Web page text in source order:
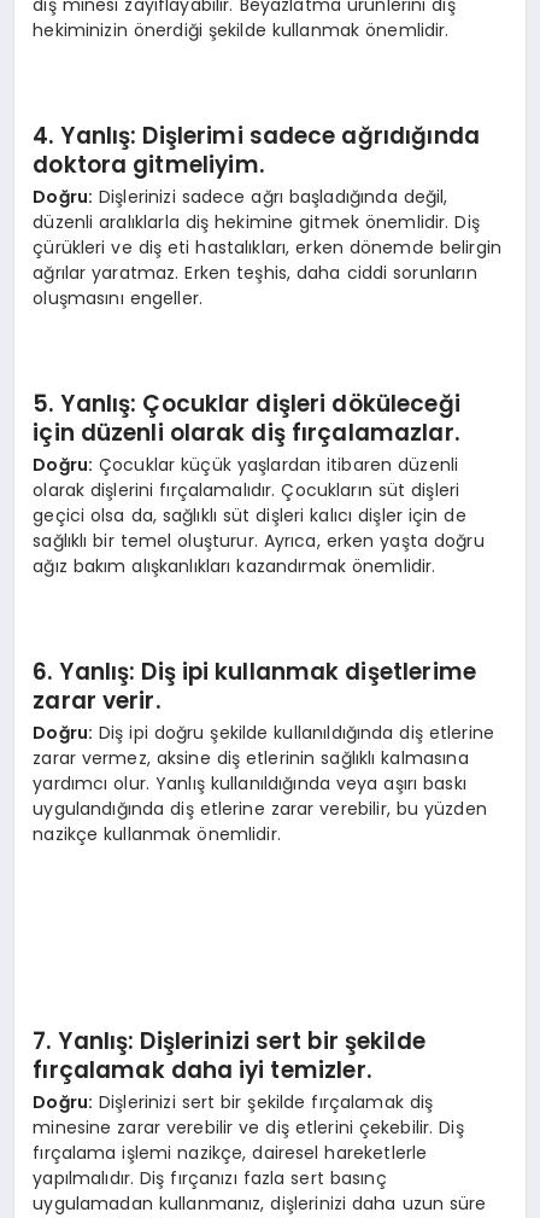
diş minesi zayıflayabilir. Beyazlatma ürünlerini diş
hekiminizin önerdiği şekilde kullanmak önemlidir.
4. Yanlış: Dişlerimi sadece ağrıdığında
doktora gitmeliyim.
Doğru: Dişlerinizi sadece ağrı başladığında değil,
düzenli aralıklarla diş hekimine gitmek önemlidir. Diş
çürükleri ve diş eti hastalıkları, erken dönemde belirgin
ağrılar yaratmaz. Erken teşhis, daha ciddi sorunların
oluşmasını engeller.
5. Yanlış: Çocuklar dişleri döküleceği
için düzenli olarak diş fırçalamazlar.
Doğru: Çocuklar küçük yaşlardan itibaren düzenli
olarak dişlerini fırçalamalıdır. Çocukların süt dişleri
geçici olsa da, sağlıklı süt dişleri kalıcı dişler için de
sağlıklı bir temel oluşturur. Ayrıca, erken yaşta doğru
ağız bakım alışkanlıkları kazandırmak önemlidir.
6. Yanlış: Diş ipi kullanmak dişetlerime
zarar verir.
Doğru: Diş ipi doğru şekilde kullanıldığında diş etlerine
zarar vermez, aksine diş etlerinin sağlıklı kalmasına
yardımcı olur. Yanlış kullanıldığında veya aşırı baskı
uygulandığında diş etlerine zarar verebilir, bu yüzden
nazikçe kullanmak önemlidir.
7. Yanlış: Dişlerinizi sert bir şekilde
fırçalamak daha iyi temizler.
Doğru: Dişlerinizi sert bir şekilde fırçalamak diş
minesine zarar verebilir ve diş etlerini çekebilir. Diş
fırçalama işlemi nazikçe, dairesel hareketlerle
yapılmalıdır. Diş fırçanızı fazla sert basınç
uygulamadan kullanmanız, dişlerinizi daha uzun süre